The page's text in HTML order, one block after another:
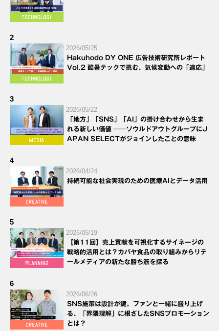
2
2026/05/25
Hakuhodo DY ONE 広告技術研究所レポート
Vol.2 酷暑テックで挑む、気候変動への「適応」
3
2026/05/22
「地方」「SNS」「AI」の掛け合わせから生ま
れる新しい価値 ──ソウルドアウトグループにJ
APAN SELECTがジョインしたことの意味
4
2026/04/24
持続可能な社会実現のための医療AIとデータ活用
5
2026/05/19
【第11回】売上貢献を可視化するサイネージの
戦略的活用とは？カバヤ食品の取り組みからリテ
ールメディアの新たな勝ち筋を探る
6
2026/06/26
SNS施策は設計が鍵。ファンと一緒に盛り上げ
る、「界隈理解」に根ざしたSNSプロモーション
とは？